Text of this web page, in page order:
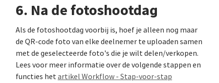
6. Na de fotoshootdag
Als de fotoshootdag voorbij is, hoef je alleen nog maar
de QR-code foto van elke deelnemer te uploaden samen
met de geselecteerde foto's die je wilt delen/verkopen.
Lees voor meer informatie over de volgende stappen en
functies hetartikel Workflow - Stap-voor-stap